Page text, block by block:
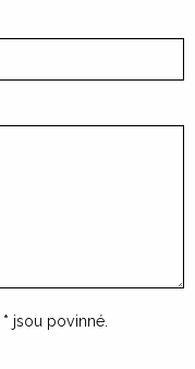
* jsou povinné.